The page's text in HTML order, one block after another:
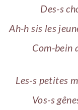
Des-s
Ah-h sis les
Com-bein
Les-s petites
Vos-s